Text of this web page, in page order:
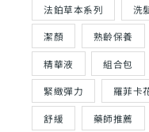
法鉑草本系列 洗
潔顏 熟齡保養
精華液 組合包
緊緻彈力 羅菲卡
舒緩 藥師推薦